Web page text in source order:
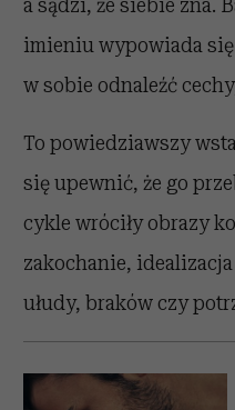
imieniu wypowiada się
w sobie odnaleźć
To powiedziawszy
się upewnić, że go
cykle wróciły obrazy
zakochanie,
ułudy, braków czy